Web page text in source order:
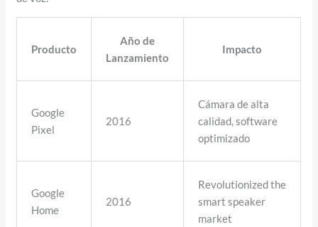
Producto
Año de
Lanzamiento
Impacto
Google
Pixel
2016
Cámara de alta
calidad, software
optimizado
Google
Home
2016
Revolutionized the
smart speaker
market